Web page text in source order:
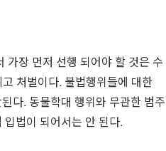
가장 먼저 선행 되어야 할 것은 수
처벌이다. 불법행위들에 대한
다. 동물학대 행위와 무관한 범주
법이 되어서는 안 된다.